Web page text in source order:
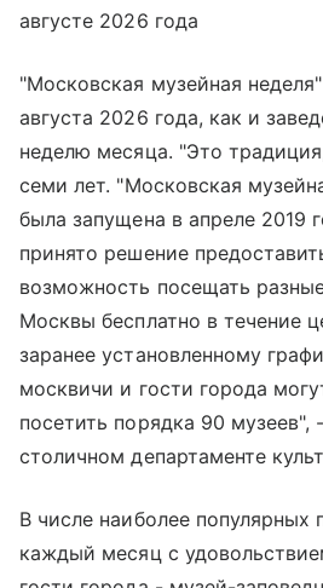
августе 2026 года
"Московская музейная
августа 2026 года, как и
неделю месяца. "Это
семи лет. "Московская
была запущена в апреле 2019
принято решение
возможность посещать
Москвы бесплатно в течение
заранее установленному
москвичи и гости города
посетить порядка 90 музеев",
столичном департаменте
В числе наиболее популярных
каждый месяц с